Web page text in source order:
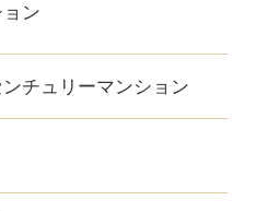
ン
チュリーマンション